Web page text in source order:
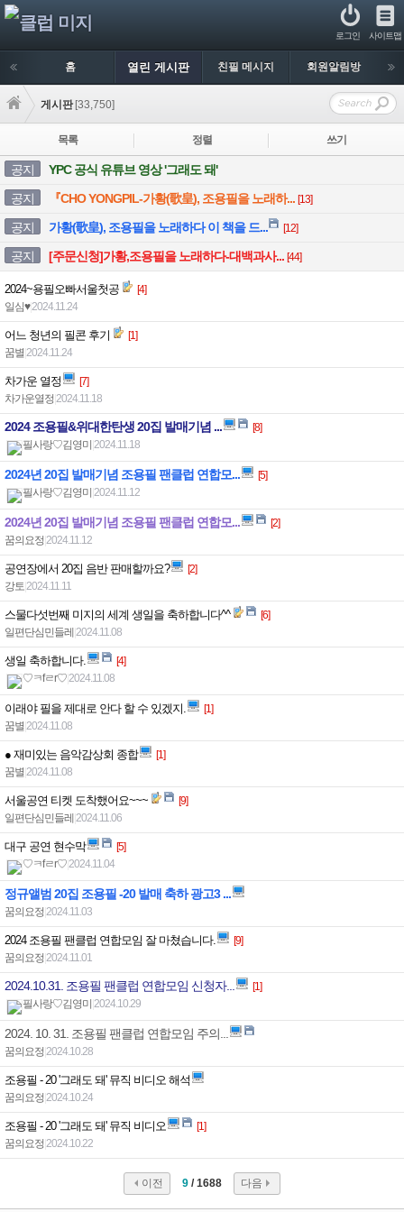
사이트맵
로그인
홈 열린 게시판 친필 메시지 회원알림방
게시판 [33,750]
목록 정렬 쓰기
공지
YPC 공식 유튜브 영상 '그래도 돼'
공지
『CHO YONGPIL-가황(歌皇), 조용필을 노래하... [13]
공지 가황(歌皇), 조용필을 노래하다 이 책을 드... [12]
공지 [주문신청]가황,조용필을 노래하다-대백과사... [44]
2024~용필오빠서울첫공 [4]
일심♥|2024.11.24
어느 청년의 필콘 후기 [1]
꿈별 2024.11.24
차가운 열정 [7]
차가운열정2024.11.18
2024 조용필&위대한탄생 20집 발매기념 ... [8]
필사랑♡김영미 2024.11.18
2024년 20집 발매기념 조용필 팬클럽 연합모... [5]
필사랑♡김영미 2024.11.12
2024년 20집 발매기념 조용필 팬클럽 연합모... [2]
꿈의요정2024.11.12
공연장에서 20집 음반 판매할까요? [2]
강토2024.11.11
스물다섯번째 미지의 세계 생일을 축하합니다^^ [6]
일편단심민들레 2024.11.08
생일 축하합니다. [4]
♡ㅋfㄹr♡2024.11.08
이래야 필을 제대로 안다 할 수 있겠지. [1]
꿈별 2024.11.08
● 재미있는 음악감상회 종합 [1]
꿈별 2024.11.08
서울공연 티켓 도착했어요~~~ [9]
일편단심민들레 2024.11.06
대구 공연 현수막 [5]
♡ㅋfㄹr♡2024.11.04
정규앨범 20집 조용필 -20 발매 축하 광고3 ...
꿈의요정2024.11.03
2024 조용필 팬클럽 연합모임 잘 마쳤습니다. [9]
꿈의요정2024.11.01
2024.10.31. 조용필 팬클럽 연합모임 신청자... [1]
필사랑♡김영미 2024.10.29
2024. 10. 31. 조용필 팬클럽 연합모임 주의...
꿈의요정2024.10.28
조용필 - 20 '그래도 돼' 뮤직 비디오 해석
꿈의요정2024.10.24
조용필 - 20 '그래도 돼' 뮤직 비디오 [1]
꿈의요정2024.10.22
이전 9 / 1688 다음